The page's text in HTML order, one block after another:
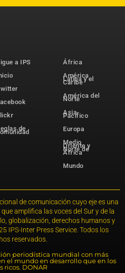
a IPS
de
África
América
Latina y el
Caribe
América del
Norte
Asia-
Pacífico
Europa
Medio
Oriente y
Norte de
África
Mundo
de comunicación cuyo eje es una
amplifica las voces del Sur y de la
globalización, derechos humanos y
IPS-Inter Press Service. Todos los
reservados.
periodística mundial con más
el mundo en desarrollo que en los
ricos. DONAR